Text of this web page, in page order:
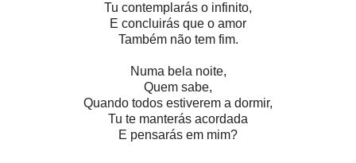
Tu contemplarás o infinito,
E concluirás que o amor
Também não tem fim.
Numa bela noite,
Quem sabe,
Quando todos estiverem a dormir,
Tu te manterás acordada
E pensarás em mim?